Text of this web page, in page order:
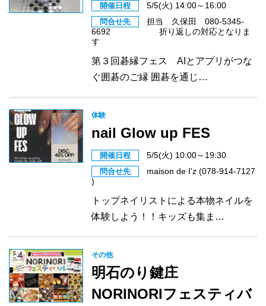
開催日程 5/5(火) 14:00～16:00
問合せ先
担当 久保田 080-5345-
6692 折り返しの対応となりま
す
第３回碁縁フェス AIとアプリがつな
ぐ囲碁のご縁 囲碁を通じ…
体験
nail Glow up FES
開催日程 5/5(火) 10:00～19:30
問合せ先
maison de I'z (078-914-7127
)
トップネイリストによる本物ネイルを
体験しよう！！キッズも集ま…
その他
明石のり鍵庄
NORINORIフェスティバ